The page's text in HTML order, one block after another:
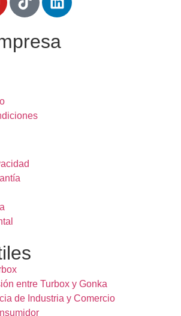
entre Turbox y Gonka
de Industria y Comercio